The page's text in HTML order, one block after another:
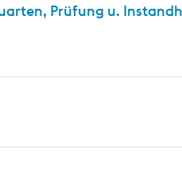
Prüfung u.